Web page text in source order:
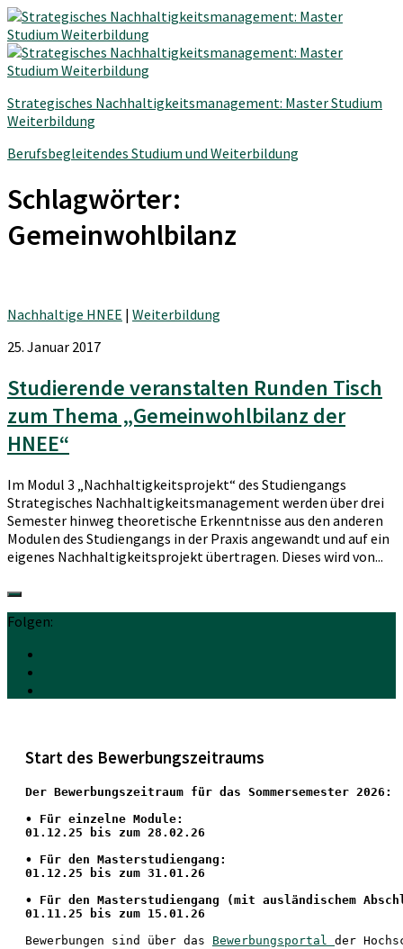
Strategisches Nachhaltigkeitsmanagement: Master Studium
Weiterbildung
Berufsbegleitendes Studium und Weiterbildung
Schlagwörter:
Gemeinwohlbilanz
Nachhaltige HNEE | Weiterbildung
25. Januar 2017
Studierende veranstalten Runden Tisch
zum Thema „Gemeinwohlbilanz der
HNEE“
Im Modul 3 „Nachhaltigkeitsprojekt“ des Studiengangs
Strategisches Nachhaltigkeitsmanagement werden über drei
Semester hinweg theoretische Erkenntnisse aus den anderen
Modulen des Studiengangs in der Praxis angewandt und auf ein
eigenes Nachhaltigkeitsprojekt übertragen. Dieses wird von...
Folgen:
Start des Bewerbungszeitraums
Der Bewerbungszeitraum für das Sommersemester 2026:
• Für einzelne Module:
01.12.25 bis zum 28.02.26
• Für den Masterstudiengang:
01.12.25 bis zum 31.01.26
• Für den Masterstudiengang (mit ausländischem
01.11.25 bis zum 15.01.26
Bewerbungen sind über das Bewerbungsportal der